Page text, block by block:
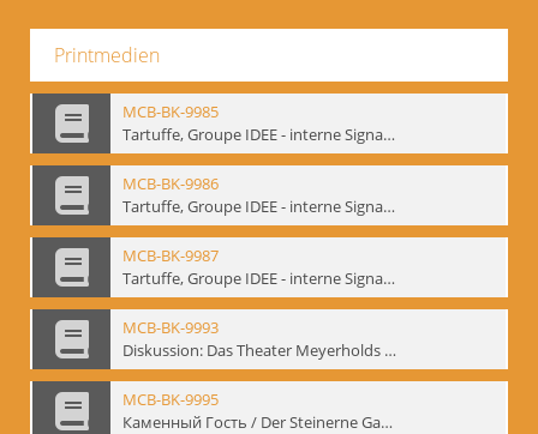
Printmedien
MCB-BK-9985
Tartuffe, Groupe IDEE - interne Signatur: BM-prt-192
MCB-BK-9986
Tartuffe, Groupe IDEE - interne Signatur: BM-prt-193
MCB-BK-9987
Tartuffe, Groupe IDEE - interne Signatur: BM-prt-194
MCB-BK-9993
Diskussion: Das Theater Meyerholds und die Biomechanik, 18.09.1995 - interne Signatur: BM-prt-200
MCB-BK-9995
Каменный Гость / Der Steinerne Gast - interne Signatur: BM-prt-202